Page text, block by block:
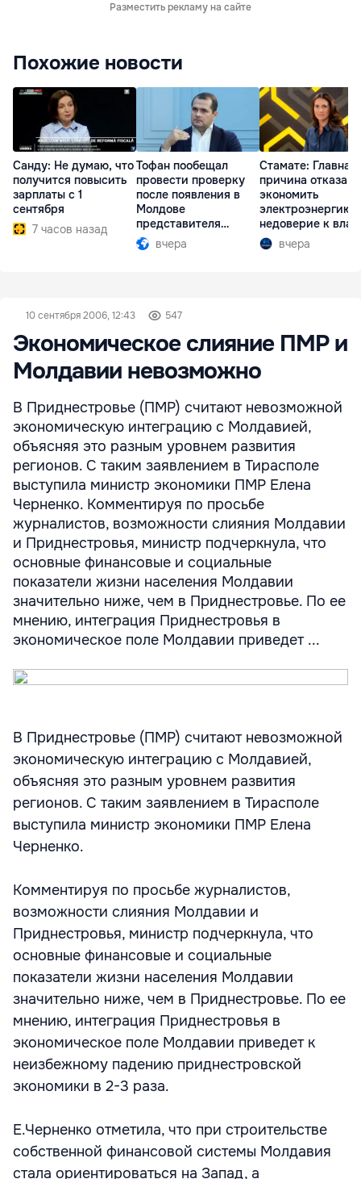
Разместить рекламу на сайте
Похожие новости
Санду: Не думаю, что
получится повысить
зарплаты с 1
сентября
7 часов назад
Тофан пообещал
провести проверку
после появления в
Молдове
представителя
Южной Осетии
вчера
Стамате: Главная
причина отказа
экономить
электроэнергию
недоверие к
вчера
10 сентября 2006, 12:43 547
Экономическое слияние ПМР и
Молдавии невозможно
В Приднестровье (ПМР) считают невозможной
экономическую интеграцию с Молдавией,
объясняя это разным уровнем развития
регионов. С таким заявлением в Тирасполе
выступила министр экономики ПМР Елена
Черненко. Комментируя по просьбе
журналистов, возможности слияния Молдавии
и Приднестровья, министр подчеркнула, что
основные финансовые и социальные
показатели жизни населения Молдавии
значительно ниже, чем в Приднестровье. По ее
мнению, интеграция Приднестровья в
экономическое поле Молдавии приведет ...
В Приднестровье (ПМР) считают невозможной
экономическую интеграцию с Молдавией,
объясняя это разным уровнем развития
регионов. С таким заявлением в Тирасполе
выступила министр экономики ПМР Елена
Черненко.
Комментируя по просьбе журналистов,
возможности слияния Молдавии и
Приднестровья, министр подчеркнула, что
основные финансовые и социальные
показатели жизни населения Молдавии
значительно ниже, чем в Приднестровье. По ее
мнению, интеграция Приднестровья в
экономическое поле Молдавии приведет к
неизбежному падению приднестровской
экономики в 2-3 раза.
Е.Черненко отметила, что при строительстве
собственной финансовой системы Молдавия
стала ориентироваться на Запад, а